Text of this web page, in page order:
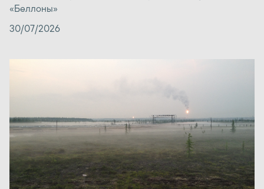
«Беллоны»
30/07/2026